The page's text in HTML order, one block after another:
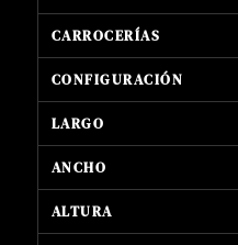
CARROCERÍAS
CONFIGURACIÓN
LARGO
ANCHO
ALTURA